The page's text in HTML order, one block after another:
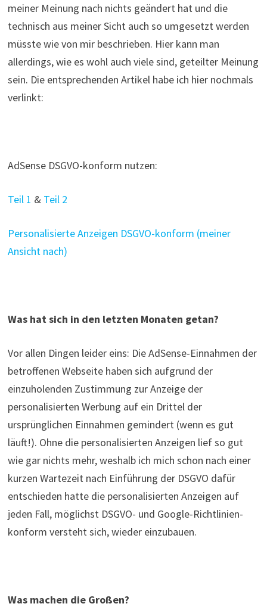
meiner Meinung nach nichts geändert hat und die
technisch aus meiner Sicht auch so umgesetzt werden
müsste wie von mir beschrieben. Hier kann man
allerdings, wie es wohl auch viele sind, geteilter Meinung
sein. Die entsprechenden Artikel habe ich hier nochmals
verlinkt:
AdSense DSGVO-konform nutzen:
Teil 1 & Teil 2
Personalisierte Anzeigen DSGVO-konform (meiner
Ansicht nach)
Was hat sich in den letzten Monaten getan?
Vor allen Dingen leider eins: Die AdSense-Einnahmen der
betroffenen Webseite haben sich aufgrund der
einzuholenden Zustimmung zur Anzeige der
personalisierten Werbung auf ein Drittel der
ursprünglichen Einnahmen gemindert (wenn es gut
läuft!). Ohne die personalisierten Anzeigen lief so gut
wie gar nichts mehr, weshalb ich mich schon nach einer
kurzen Wartezeit nach Einführung der DSGVO dafür
entschieden hatte die personalisierten Anzeigen auf
jeden Fall, möglichst DSGVO- und Google-Richtlinien-
konform versteht sich, wieder einzubauen.
Was machen die Großen?